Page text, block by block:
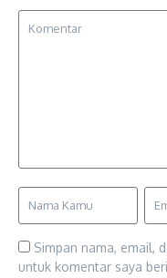
Simpan nama, email,
untuk komentar saya